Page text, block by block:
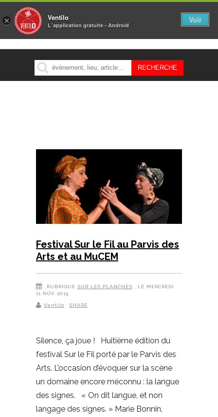
MENU
Festival Sur le Fil au Parvis des
Arts et au MuCEM
RUBRIQUE SUR LES PLANCHES
, LE MERCREDI
11 NOV 2015
Ventilo SHARE
Silence, ça joue ! Huitième édition du
festival Sur le Fil porté par le Parvis des
Arts. L’occasion d’évoquer sur la scène
un domaine encore méconnu : la langue
des signes. « On dit langue, et non
langage des signes. » Marie Bonnin,
× Ventilo
L´application gratuite - Android
Voir